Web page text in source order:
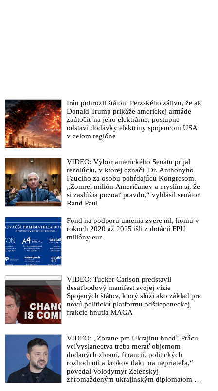
Irán pohrozil štátom Perzského zálivu, že ak
Donald Trump prikáže americkej armáde
zaútočiť na jeho elektrárne, postupne
odstaví dodávky elektriny spojencom USA
v celom regióne
VIDEO: Výbor amerického Senátu prijal
rezolúciu, v ktorej označil Dr. Anthonyho
Fauciho za osobu pohŕdajúcu Kongresom.
„Zomrel milión Američanov a myslím si, že
si zaslúžia poznať pravdu,“ vyhlásil senátor
Rand Paul
Fond na podporu umenia zverejnil, komu v
rokoch 2020 až 2025 išli z dotácií FPU
milióny eur
VIDEO: Tucker Carlson predstavil
desaťbodový manifest svojej vízie
Spojených štátov, ktorý slúži ako základ pre
novú politickú platformu odštiepeneckej
frakcie hnutia MAGA
VIDEO: „Zbrane pre Ukrajinu hneď! Prácu
veľvyslanectva treba merať objemom
dodaných zbraní, financií, politických
rozhodnutí a krokov tlaku na nepriateľa,“
povedal Volodymyr Zelenskyj
zhromaždeným ukrajinským diplomatom v